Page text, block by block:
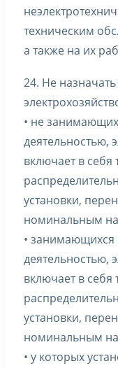
техническим
а также на их
24. Не назначать
• не
деятельностью,
включает в себя
установки,
номинальным
• занимающихся
деятельностью,
включает в себя
установки,
номинальным
• у которых